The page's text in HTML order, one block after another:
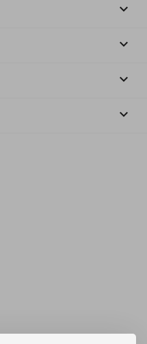



keyboard_arrow_down